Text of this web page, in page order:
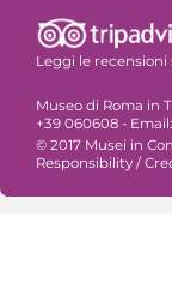
Leggi le recensioni
Museo di Roma in
+39 060608 -
© 2017 Musei in
Responsibility /